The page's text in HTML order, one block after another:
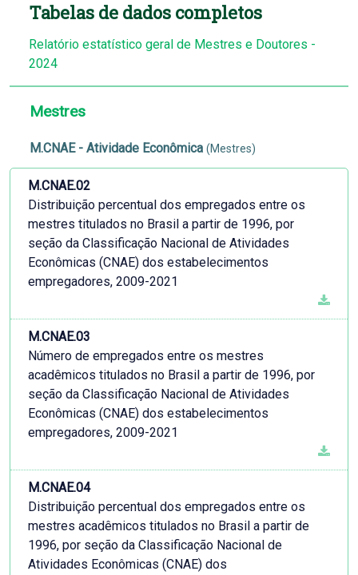
Tabelas de dados completos
Relatório estatístico geral de Mestres e Doutores -
2024
Mestres
M.CNAE - Atividade Econômica (Mestres)
M.CNAE.02
Distribuição percentual dos empregados entre os
mestres titulados no Brasil a partir de 1996, por
seção da Classificação Nacional de Atividades
Econômicas (CNAE) dos estabelecimentos
empregadores, 2009-2021
M.CNAE.03
Número de empregados entre os mestres
acadêmicos titulados no Brasil a partir de 1996, por
seção da Classificação Nacional de Atividades
Econômicas (CNAE) dos estabelecimentos
empregadores, 2009-2021
M.CNAE.04
Distribuição percentual dos empregados entre os
mestres acadêmicos titulados no Brasil a partir de
1996, por seção da Classificação Nacional de
Atividades Econômicas (CNAE) dos